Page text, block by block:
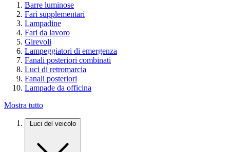
Barre luminose
Fari supplementari
Lampadine
Fari da lavoro
Girevoli
Lampeggiatori di emergenza
Fanali posteriori combinati
Luci di retromarcia
Fanali posteriori
Lampade da officina
Mostra tutto
Luci del veicolo